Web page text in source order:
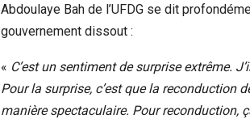
Abdoulaye Bah de l’UFDG se dit
gouvernement dissout :
« C’est un sentiment de surprise extrême.
Pour la surprise, c’est que la reconduction
manière spectaculaire. Pour reconduction,